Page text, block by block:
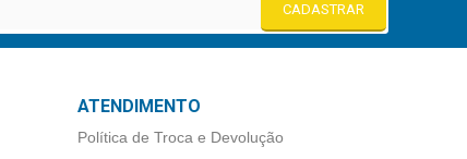
CADASTRAR
ATENDIMENTO
Política de Troca e Devolução